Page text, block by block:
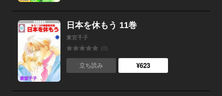
日本を休もう 11巻
東宮千子
(0)
立ち読み ¥623